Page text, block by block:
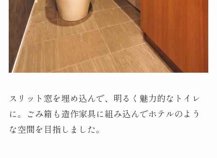
スリット窓を埋め込んで、明るく魅力的なトイレ
に。ごみ箱も造作家具に組み込んでホテルのよう
な空間を目指しました。